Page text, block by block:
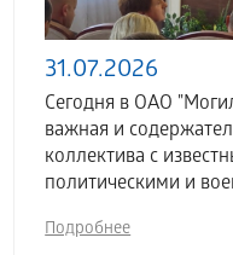
31.07.2026
Сегодня в ОАО
важная и
коллектива с
политическими и
Подробнее